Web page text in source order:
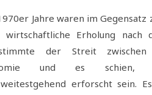
Jahre waren im
wirtschaftliche Erholung
der Streit
und es
weitestgehend erforscht sein.